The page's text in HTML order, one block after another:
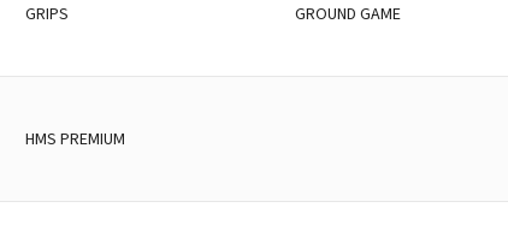
GRIPS GROUND GAME
HMS PREMIUM